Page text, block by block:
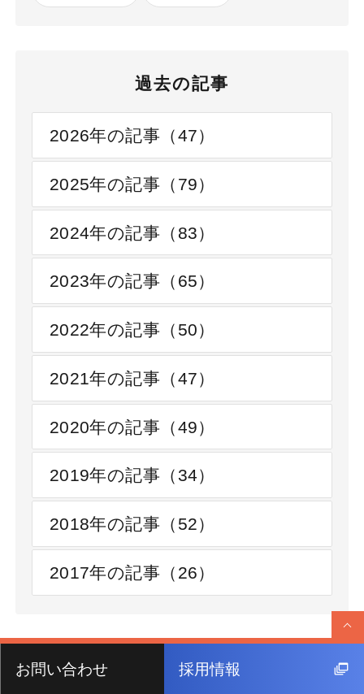
過去の記事
2026年の記事（47）
2025年の記事（79）
2024年の記事（83）
2023年の記事（65）
2022年の記事（50）
2021年の記事（47）
2020年の記事（49）
2019年の記事（34）
2018年の記事（52）
2017年の記事（26）
お問い合わせ 採用情報